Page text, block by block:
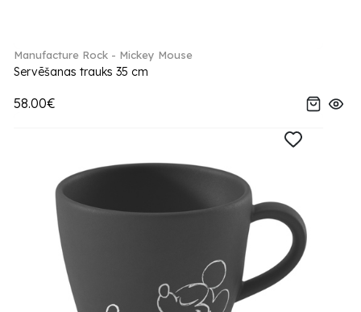
Manufacture Rock - Mickey Mouse
Servēšanas trauks 35 cm
58.00€